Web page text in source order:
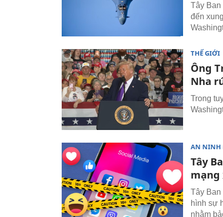
Tây Ban
đến
THẾ GIỚI
Ông
Nha
Trong
AN NINH
Tây
mạng
Tây Ban
hình sự
nhằm